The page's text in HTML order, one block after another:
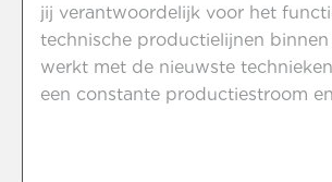
jij verantwoordelijk voor het
technische productielijnen
werkt met de nieuwste
een constante productiestroom